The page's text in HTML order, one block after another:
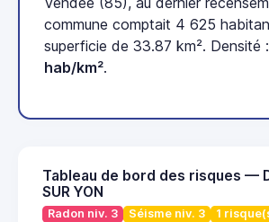
commune comptait 4 625
superficie de 33.87 km². Densité :
hab/km².
Tableau de bord des risques —
SUR YON
Radon niv. 3 Séisme niv. 3
1